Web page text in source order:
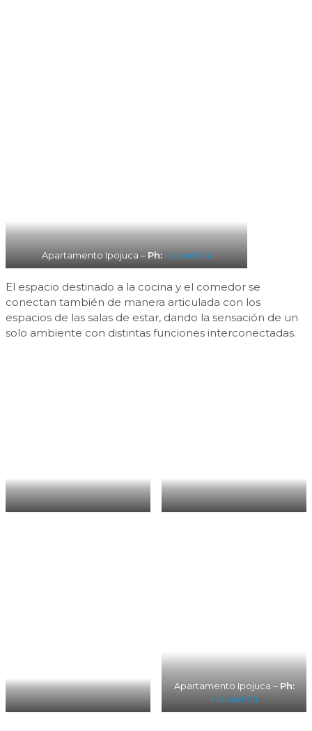
Apartamento Ipojuca – Ph: Manuel Sá
El espacio destinado a la cocina y el comedor se
conectan también de manera articulada con los
espacios de las salas de estar, dando la sensación de un
solo ambiente con distintas funciones interconectadas.
Apartamento Ipojuca – Ph:
Manuel Sá